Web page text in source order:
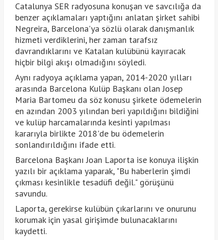
Catalunya SER radyosuna konuşan ve savcılığa da
benzer açıklamaları yaptığını anlatan şirket sahibi
Negreira, Barcelona'ya sözlü olarak danışmanlık
hizmeti verdiklerini, her zaman tarafsız
davrandıklarını ve Katalan kulübünü kayıracak
hiçbir bilgi akışı olmadığını söyledi.
Aynı radyoya açıklama yapan, 2014-2020 yılları
arasında Barcelona Kulüp Başkanı olan Josep
Maria Bartomeu da söz konusu şirkete ödemelerin
en azından 2003 yılından beri yapıldığını bildiğini
ve kulüp harcamalarında kesinti yapılması
kararıyla birlikte 2018'de bu ödemelerin
sonlandırıldığını ifade etti.
Barcelona Başkanı Joan Laporta ise konuya ilişkin
yazılı bir açıklama yaparak, "Bu haberlerin şimdi
çıkması kesinlikle tesadüfi değil." görüşünü
savundu.
Laporta, gerekirse kulübün çıkarlarını ve onurunu
korumak için yasal girişimde bulunacaklarını
kaydetti.